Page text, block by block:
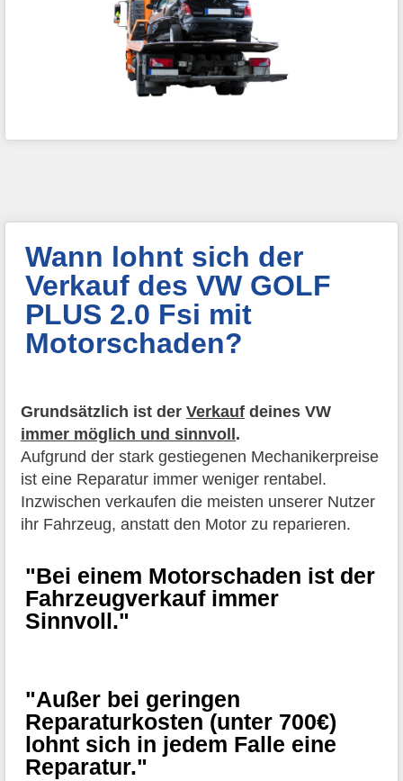
Wann lohnt sich der
Verkauf des VW GOLF
PLUS 2.0 Fsi mit
Motorschaden?
Grundsätzlich ist der Verkauf deines VW
immer möglich und sinnvoll .
Aufgrund der stark gestiegenen Mechanikerpreise
ist eine Reparatur immer weniger rentabel.
Inzwischen verkaufen die meisten unserer Nutzer
ihr Fahrzeug, anstatt den Motor zu reparieren.
"Bei einem Motorschaden ist der
Fahrzeugverkauf immer
Sinnvoll."
"Außer bei geringen
Reparaturkosten (unter 700€)
lohnt sich in jedem Falle eine
Reparatur."